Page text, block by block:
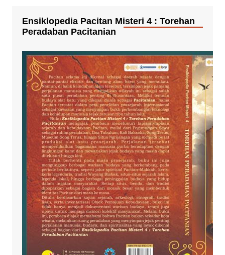
Ensiklopedia Pacitan Misteri 4 : Torehan
Peradaban Pacitanian